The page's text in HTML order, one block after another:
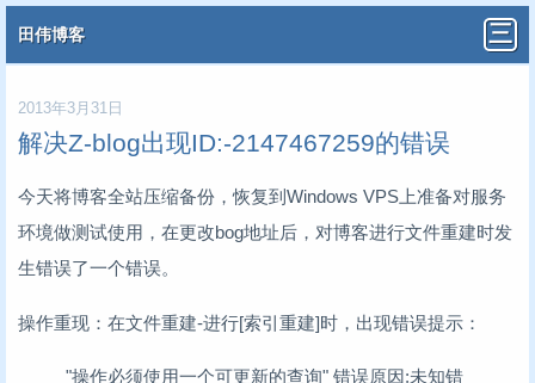
田伟博客
2013年3月31日
解决Z-blog出现ID:-2147467259的错误
今天将博客全站压缩备份，恢复到Windows VPS上准备对服务
环境做测试使用，在更改bog地址后，对博客进行文件重建时发
生错误了一个错误。
操作重现：在文件重建-进行[索引重建]时，出现错误提示：
"操作必须使用一个可更新的查询" 错误原因:未知错